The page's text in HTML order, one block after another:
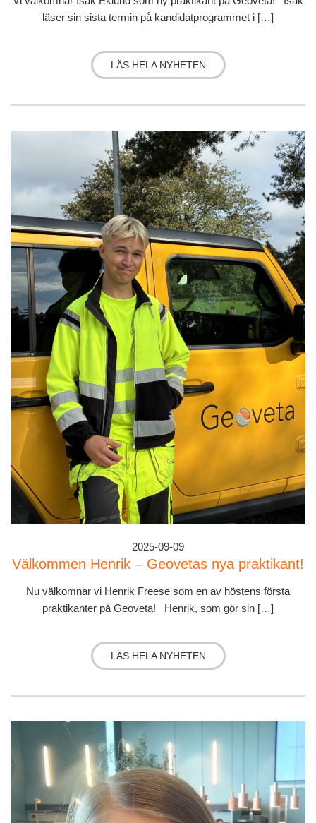
läser sin sista termin på kandidatprogrammet i […]
LÄS HELA NYHETEN
2025-09-09
Välkommen Henrik – Geovetas nya praktikant!
Nu välkomnar vi Henrik Freese som en av höstens första
praktikanter på Geoveta! Henrik, som gör sin […]
LÄS HELA NYHETEN